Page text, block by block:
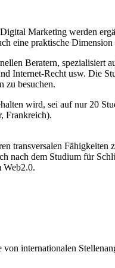
Marketing werden
eine praktische
Beratern,
Internet-Recht usw. Die
zu besuchen.
wird, sei auf nur 20
Frankreich).
transversalen
nach dem Studium für
Web2.0.
internationalen